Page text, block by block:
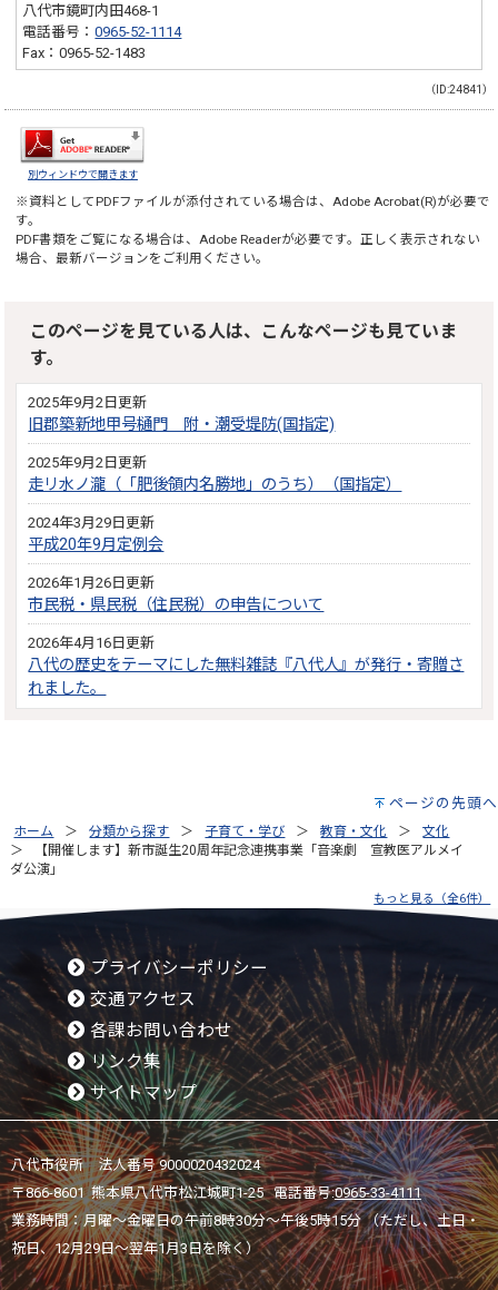
八代市鏡町内田468-1
電話番号：0965-52-1114
Fax：0965-52-1483
（ID:24841）
別ウィンドウで開きます
※資料としてPDFファイルが添付されている場合は、 Adobe Acrobat(R)が必要で
す。
PDF書類をご覧になる場合は、 Adobe Readerが必要です。正しく表示されない
場合、最新バージョンをご利用ください。
このページを見ている人は、こんなページも見ていま
す。
2025年9月2日更新
旧郡築新地甲号樋門 附・潮受堤防(国指定)
2025年9月2日更新
走リ水ノ瀧（「肥後領内名勝地」のうち）（国指定）
2024年3月29日更新
平成20年9月定例会
2026年1月26日更新
市民税・県民税（住民税）の申告について
2026年4月16日更新
八代の歴史をテーマにした無料雑誌『八代人』が発行・寄贈さ
れました。
ページの先頭へ
ホーム 分類から探す 子育て・学び 教育・文化
文化
【開催します】新市誕生20周年記念連携事業「音楽劇 宣教医アルメイ
ダ公演」
もっと見る（全6件）
プライバシーポリシー
交通アクセス
各課お問い合わせ
リンク集
サイトマップ
八代市役所 法人番号 9000020432024
〒866-8601 熊本県八代市松江城町1-25 電話番号:0965-33-4111
業務時間：月曜～金曜日の午前8時30分～午後5時15分 （ただし、土日・
祝日、12月29日～翌年1月3日を除く）